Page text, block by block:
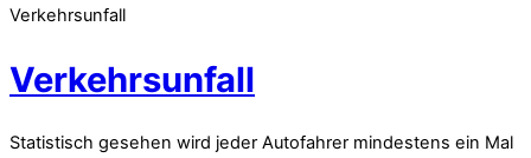
Verkehrsunfall
Verkehrsunfall
Statistisch gesehen wird jeder Autofahrer mindestens ein Mal